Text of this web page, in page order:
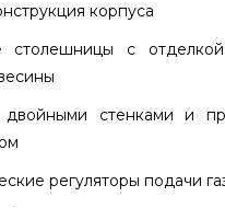
корпуса
столешницы с
стенками и
регуляторы подачи